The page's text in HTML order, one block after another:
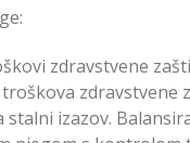
zdravstvene
zdravstvene
stalni izazov.